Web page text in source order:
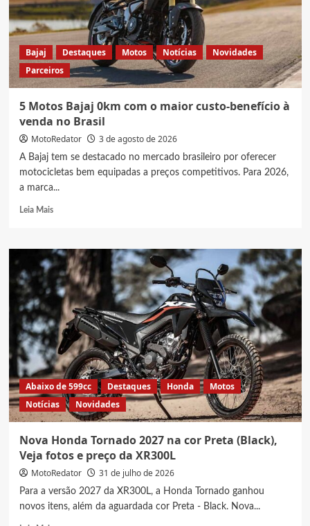
ficha
técnica
Bajaj Destaques Motos Notícias
Novidades
Parceiros
5 Motos Bajaj 0km com o maior custo-benefício à
venda no Brasil
MotoRedator 3 de agosto de 2026
A Bajaj tem se destacado no mercado brasileiro por oferecer
motocicletas bem equipadas a preços competitivos. Para 2026,
a marca...
Leia MaisRead
5
Motos
Bajaj
0km
com
maior
custo-
benefício
à
venda
no
Brasil
Abaixo de 599cc Destaques Honda
Motos
Notícias
Novidades
Nova Honda Tornado 2027 na cor Preta (Black),
Veja fotos e preço da XR300L
MotoRedator 31 de julho de 2026
Para a versão 2027 da XR300L, a Honda Tornado ganhou
novos itens, além da aguardada cor Preta - Black. Nova...